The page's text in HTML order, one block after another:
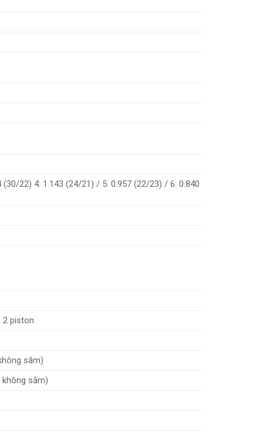
22) 4: 1.143 (24/21) / 5: 0.957 (22/23) / 6: 0.840
2 piston
săm)
săm)